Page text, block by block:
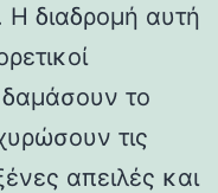
Η διαδρομή αυτή
το
τις
απειλές και